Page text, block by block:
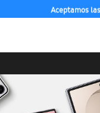
Aceptamos